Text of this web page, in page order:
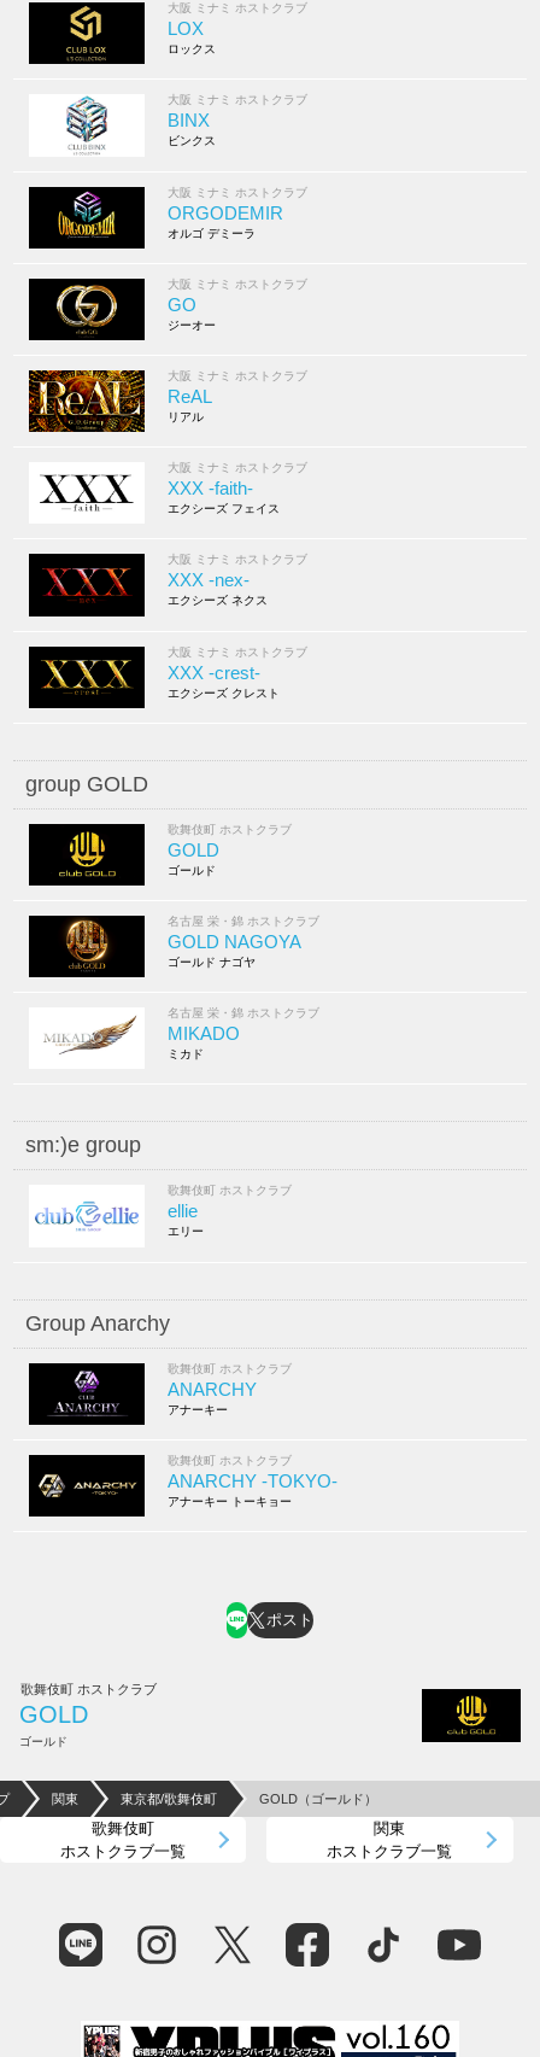
大阪 ミナミ ホストクラブ
LOX
ロックス
大阪 ミナミ ホストクラブ
BINX
ビンクス
大阪 ミナミ ホストクラブ
ORGODEMIR
オルゴ デミーラ
大阪 ミナミ ホストクラブ
GO
ジーオー
大阪 ミナミ ホストクラブ
ReAL
リアル
大阪 ミナミ ホストクラブ
XXX -faith-
エクシーズ フェイス
大阪 ミナミ ホストクラブ
XXX -nex-
エクシーズ ネクス
大阪 ミナミ ホストクラブ
XXX -crest-
エクシーズ クレスト
group GOLD
歌舞伎町 ホストクラブ
GOLD
ゴールド
名古屋 栄・錦 ホストクラブ
GOLD NAGOYA
ゴールド ナゴヤ
名古屋 栄・錦 ホストクラブ
MIKADO
ミカド
sm:)e group
歌舞伎町 ホストクラブ
ellie
エリー
Group Anarchy
歌舞伎町 ホストクラブ
ANARCHY
アナーキー
歌舞伎町 ホストクラブ
ANARCHY -TOKYO-
アナーキー トーキョー
ポスト
歌舞伎町 ホストクラブ
GOLD
ゴールド
関東 東京都/歌舞伎町 GOLD（ゴールド）
歌舞伎町
ホストクラブ一覧
関東
ホストクラブ一覧